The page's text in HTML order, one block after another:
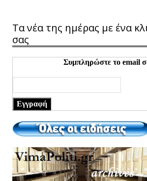
Τα νέα της ημέρας με ένα
σας
Συμπληρώστε το email
Εγγραφή